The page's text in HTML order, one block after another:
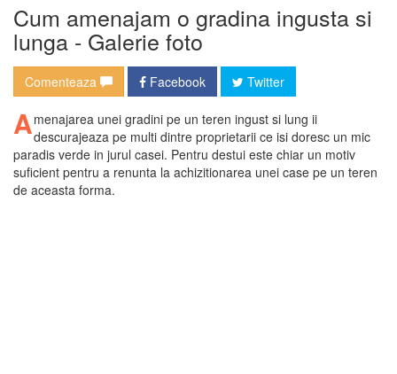
Cum amenajam o gradina ingusta si
lunga - Galerie foto
Comenteaza Facebook Twitter
Amenajarea unei gradini pe un teren ingust si lung ii
descurajeaza pe multi dintre proprietarii ce isi doresc un mic
paradis verde in jurul casei. Pentru destui este chiar un motiv
suficient pentru a renunta la achizitionarea unei case pe un teren
de aceasta forma.